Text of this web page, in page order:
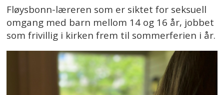
Fløysbonn-læreren som er siktet for seksuell
omgang med barn mellom 14 og 16 år, jobbet
som frivillig i kirken frem til sommerferien i år.